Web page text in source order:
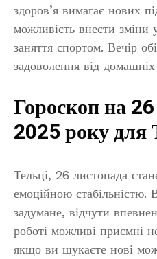
здоров’я вимагає нових
можливість внести зміни
заняття спортом. Вечір
задоволення від
Гороскоп на
2025 року для
Тельці, 26 листопада
емоційною стабільністю.
задумане, відчути
роботі можливі приємні
якщо ви шукаєте нові